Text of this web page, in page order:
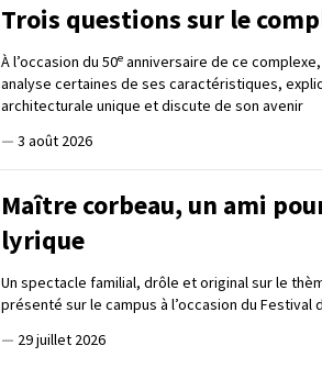
Trois questions sur le
À l’occasion du 50e anniversaire de ce
analyse certaines de ses caractéristiques,
architecturale unique et discute de son avenir
— 3 août 2026
Maître corbeau, un ami
lyrique
Un spectacle familial, drôle et original sur le
présenté sur le campus à l’occasion du Festival
— 29 juillet 2026